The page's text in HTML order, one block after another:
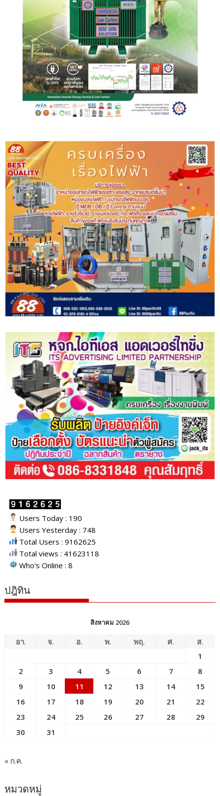
Users Today : 190
Users Yesterday : 748
Total Users : 9162625
Total views : 41623118
Who's Online : 8
ปฎิทิน
สิงหาคม 2026
อา. จ. อ. พ. พฤ. ศ.
ส.
1
2
3 4 5 6 7
8
9
10 11 12 13 14
15
16
17 18 19 20 21
22
23
24 25 26 27 28
29
30
31
« ก.ค.
หมวดหมู่